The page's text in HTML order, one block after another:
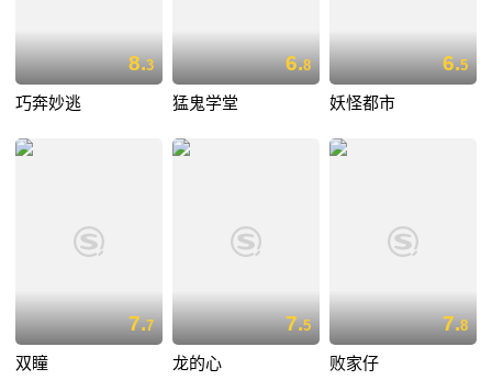
8.3
巧奔妙逃
6.8
猛鬼学堂
6.5
妖怪都市
7.7
双瞳
7.5
龙的心
7.8
败家仔